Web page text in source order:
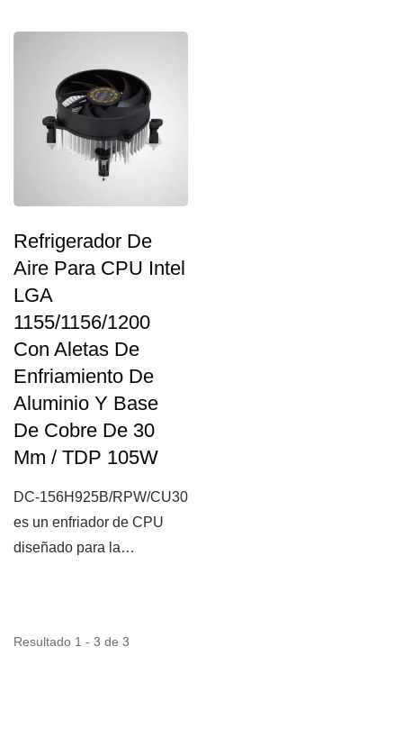
Refrigerador De
Aire Para CPU Intel
LGA
1155/1156/1200
Con Aletas De
Enfriamiento De
Aluminio Y Base
De Cobre De 30
Mm / TDP 105W
DC-156H925B/RPW/CU30
es un enfriador de CPU
diseñado para la
Resultado 1 - 3 de 3